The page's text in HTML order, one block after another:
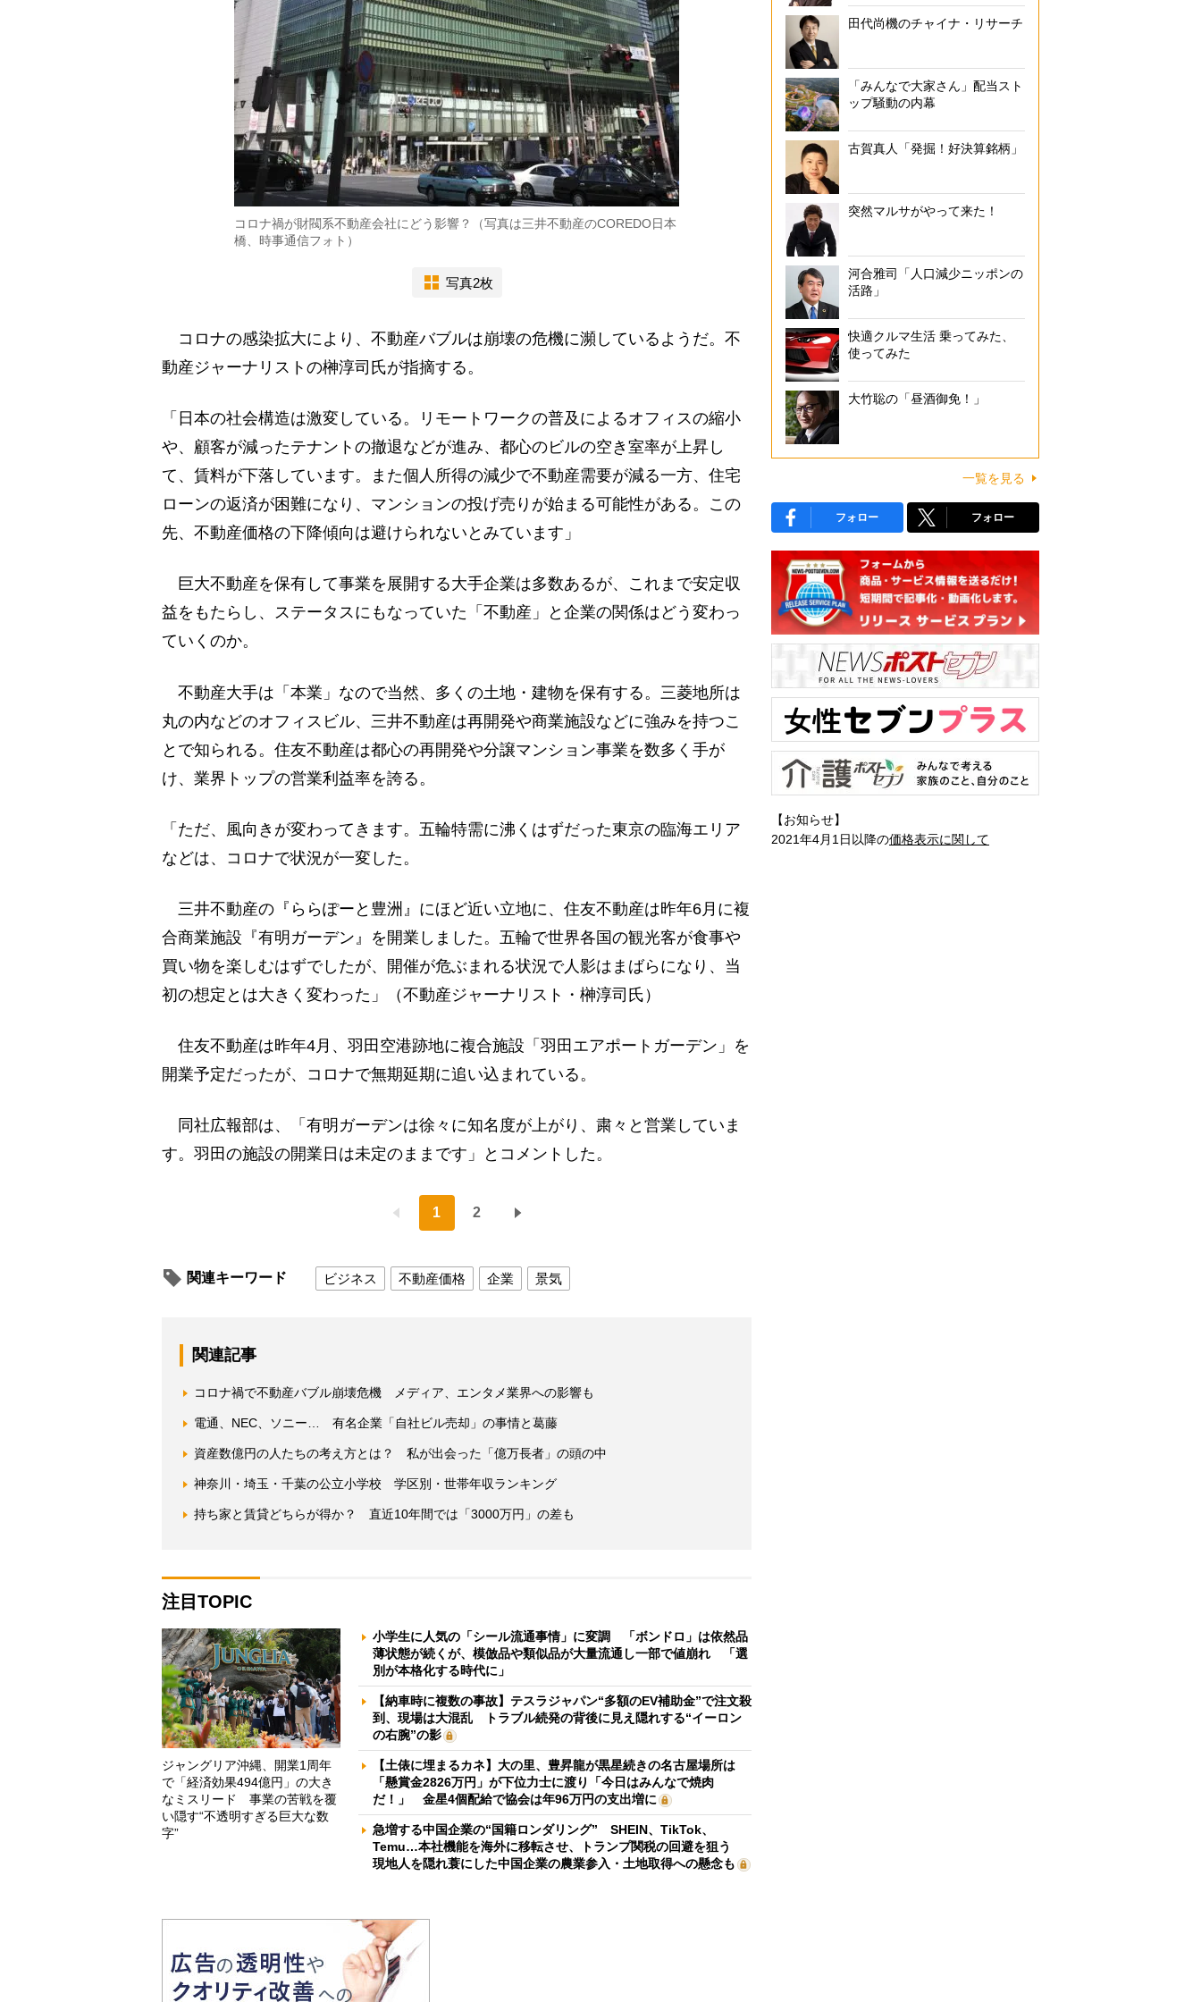
コロナ禍が財閥系不動産会社にどう影響？（写真は三井不動産のCOREDO日本
橋、時事通信フォト）
写真2枚
コロナの感染拡大により、不動産バブルは崩壊の危機に瀕しているようだ。不
動産ジャーナリストの榊淳司氏が指摘する。
「日本の社会構造は激変している。リモートワークの普及によるオフィスの縮小
や、顧客が減ったテナントの撤退などが進み、都心のビルの空き室率が上昇し
て、賃料が下落しています。また個人所得の減少で不動産需要が減る一方、住宅
ローンの返済が困難になり、マンションの投げ売りが始まる可能性がある。この
先、不動産価格の下降傾向は避けられないとみています」
巨大不動産を保有して事業を展開する大手企業は多数あるが、これまで安定収
益をもたらし、ステータスにもなっていた「不動産」と企業の関係はどう変わっ
ていくのか。
不動産大手は「本業」なので当然、多くの土地・建物を保有する。三菱地所は
丸の内などのオフィスビル、三井不動産は再開発や商業施設などに強みを持つこ
とで知られる。住友不動産は都心の再開発や分譲マンション事業を数多く手が
け、業界トップの営業利益率を誇る。
「ただ、風向きが変わってきます。五輪特需に沸くはずだった東京の臨海エリア
などは、コロナで状況が一変した。
三井不動産の『ららぽーと豊洲』にほど近い立地に、住友不動産は昨年6月に複
合商業施設『有明ガーデン』を開業しました。五輪で世界各国の観光客が食事や
買い物を楽しむはずでしたが、開催が危ぶまれる状況で人影はまばらになり、当
初の想定とは大きく変わった」（不動産ジャーナリスト・榊淳司氏）
住友不動産は昨年4月、羽田空港跡地に複合施設「羽田エアポートガーデン」を
開業予定だったが、コロナで無期延期に追い込まれている。
同社広報部は、「有明ガーデンは徐々に知名度が上がり、粛々と営業していま
す。羽田の施設の開業日は未定のままです」とコメントした。
1 2
関連キーワード ビジネス 不動産価格 企業 景気
関連記事
コロナ禍で不動産バブル崩壊危機 メディア、エンタメ業界への影響も
電通、NEC、ソニー… 有名企業「自社ビル売却」の事情と葛藤
資産数億円の人たちの考え方とは？ 私が出会った「億万長者」の頭の中
神奈川・埼玉・千葉の公立小学校 学区別・世帯年収ランキング
持ち家と賃貸どちらが得か？ 直近10年間では「3000万円」の差も
注目TOPIC
ジャングリア沖縄、開業1周年
で「経済効果494億円」の大き
なミスリード 事業の苦戦を覆
い隠す“不透明すぎる巨大な数
字”
小学生に人気の「シール流通事情」に変調 「ボンドロ」は依然品
薄状態が続くが、模倣品や類似品が大量流通し一部で値崩れ 「選
別が本格化する時代に」
【納車時に複数の事故】テスラジャパン“多額のEV補助金”で注文殺
到、現場は大混乱 トラブル続発の背後に見え隠れする“イーロン
の右腕”の影
【土俵に埋まるカネ】大の里、豊昇龍が黒星続きの名古屋場所は
「懸賞金2826万円」が下位力士に渡り「今日はみんなで焼肉
だ！」 金星4個配給で協会は年96万円の支出増に
急増する中国企業の“国籍ロンダリング” SHEIN、TikTok、
Temu…本社機能を海外に移転させ、トランプ関税の回避を狙う
現地人を隠れ蓑にした中国企業の農業参入・土地取得への懸念も
田代尚機のチャイナ・リサーチ
「みんなで大家さん」配当スト
ップ騒動の内幕
古賀真人「発掘！好決算銘柄」
突然マルサがやって来た！
河合雅司「人口減少ニッポンの
活路」
快適クルマ生活 乗ってみた、
使ってみた
大竹聡の「昼酒御免！」
一覧を見る
フォロー フォロー
【お知らせ】
2021年4月1日以降の価格表示に関して